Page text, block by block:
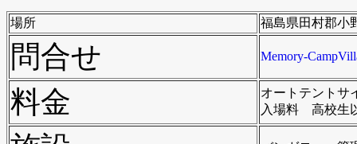
場所 福島県田村郡小
問合せ Memory-
料金
オートテント
入場料 高校